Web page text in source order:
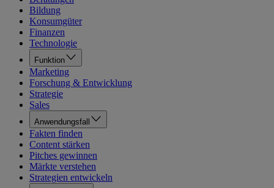
Bildung
Konsumgüter
Finanzen
Technologie
Funktion
Marketing
Forschung & Entwicklung
Strategie
Sales
Anwendungsfall
Fakten finden
Content stärken
Pitches gewinnen
Märkte verstehen
Strategien entwickeln